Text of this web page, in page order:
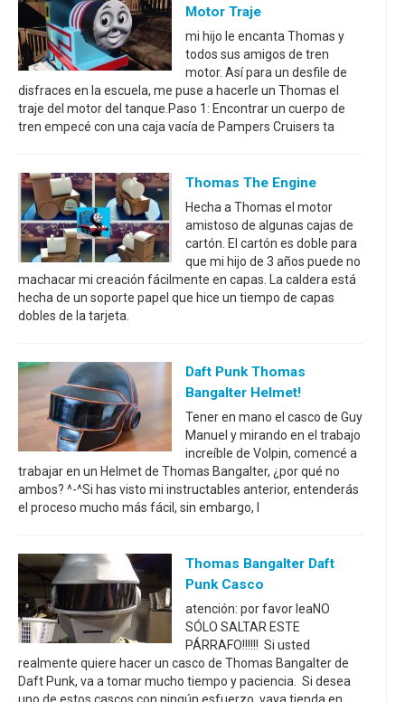
Motor Traje
mi hijo le encanta Thomas y
todos sus amigos de tren
motor. Así para un desfile de
disfraces en la escuela, me puse a hacerle un Thomas el
traje del motor del tanque.Paso 1: Encontrar un cuerpo de
tren empecé con una caja vacía de Pampers Cruisers ta
Thomas The Engine
Hecha a Thomas el motor
amistoso de algunas cajas de
cartón. El cartón es doble para
que mi hijo de 3 años puede no
machacar mi creación fácilmente en capas. La caldera está
hecha de un soporte papel que hice un tiempo de capas
dobles de la tarjeta.
Daft Punk Thomas
Bangalter Helmet!
Tener en mano el casco de Guy
Manuel y mirando en el trabajo
increíble de Volpin, comencé a
trabajar en un Helmet de Thomas Bangalter, ¿por qué no
ambos? ^-^Si has visto mi instructables anterior, entenderás
el proceso mucho más fácil, sin embargo, l
Thomas Bangalter Daft
Punk Casco
atención: por favor leaNO
SÓLO SALTAR ESTE
PÁRRAFO!!!!!! Si usted
realmente quiere hacer un casco de Thomas Bangalter de
Daft Punk, va a tomar mucho tiempo y paciencia. Si desea